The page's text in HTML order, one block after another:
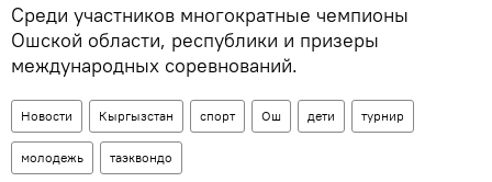
Среди участников многократные чемпионы
Ошской области, республики и призеры
международных соревнований.
Новости Кыргызстан спорт Ош дети турнир
молодежь таэквондо